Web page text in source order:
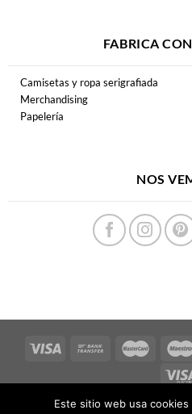
FABRICA
Camisetas y ropa serigrafiada
Merchandising
Papelería
NOS
Copyright 2026 ©
Este sitio web usa